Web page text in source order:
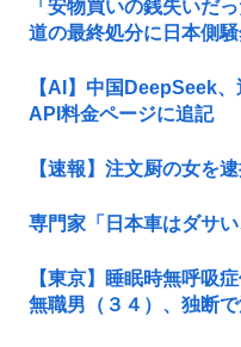
「安物買いの銭失いだ
道の最終処分に日本側
【AI】中国DeepSeek
API料金ページに追記
【速報】注文厨の女を
専門家「日本車はダサ
【東京】睡眠時無呼吸
無職男（３４）、独断